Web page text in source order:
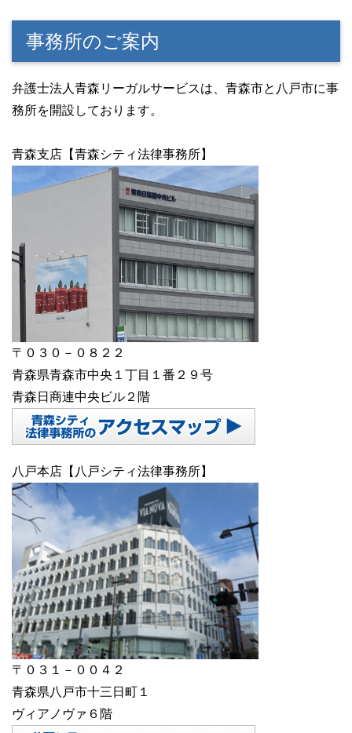
事務所のご案内
弁護士法人青森リーガルサービスは、青森市と八戸市に事
務所を開設しております。
青森支店【青森シティ法律事務所】
〒０３０－０８２２
青森県青森市中央１丁目１番２９号
青森日商連中央ビル２階
八戸本店【八戸シティ法律事務所】
〒０３１－００４２
青森県八戸市十三日町１
ヴィアノヴァ６階